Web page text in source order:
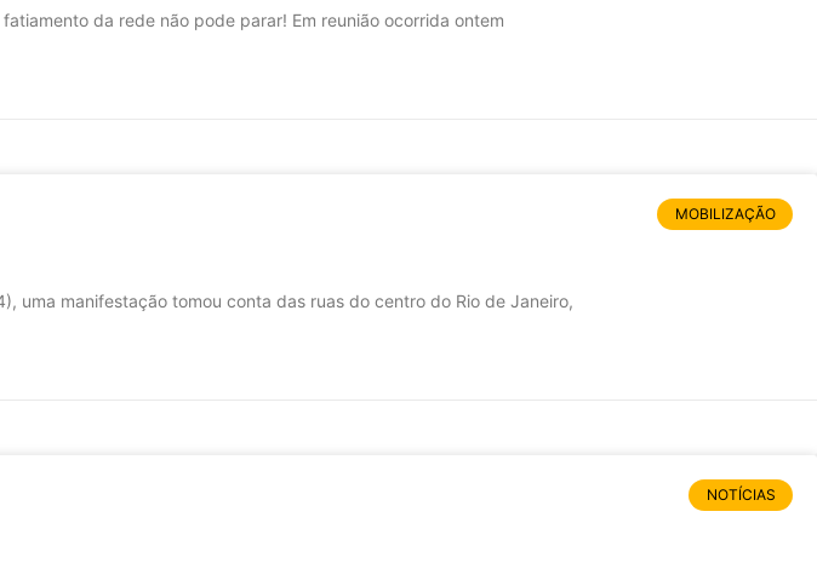
fatiamento da rede não pode parar! Em reunião ocorrida ontem
MOBILIZAÇÃO
uma manifestação tomou conta das ruas do centro do Rio de Janeiro,
NOTÍCIAS